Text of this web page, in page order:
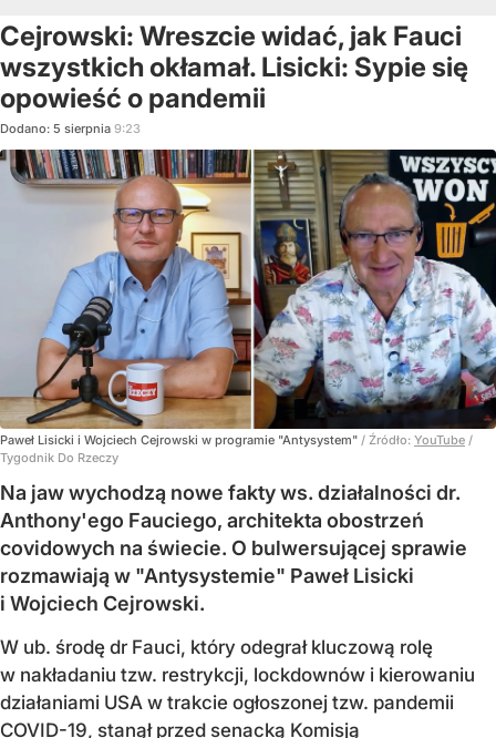
Cejrowski: Wreszcie widać, jak Fauci
wszystkich okłamał. Lisicki: Sypie się
opowieść o pandemii
Dodano: 5 sierpnia 9:23
Paweł Lisicki i Wojciech Cejrowski w programie "Antysystem" / Źródło: YouTube /
Tygodnik Do Rzeczy
Na jaw wychodzą nowe fakty ws. działalności dr.
Anthony'ego Fauciego, architekta obostrzeń
covidowych na świecie. O bulwersującej sprawie
rozmawiają w "Antysystemie" Paweł Lisicki
i Wojciech Cejrowski.
W ub. środę dr Fauci, który odegrał kluczową rolę
w nakładaniu tzw. restrykcji, lockdownów i kierowaniu
działaniami USA w trakcie ogłoszonej tzw. pandemii
COVID-19, stanął przed senacką Komisją